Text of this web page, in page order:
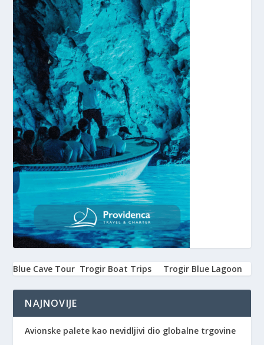
Blue Cave Tour Trogir Boat Trips Trogir Blue Lagoon
NAJNOVIJE
Avionske palete kao nevidljivi dio globalne trgovine